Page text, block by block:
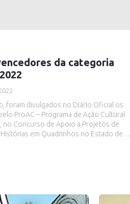
da categoria
foram divulgados no Diário Oficial os
ProAC – Programa de Ação Cultural
no Concurso de Apoio a Projetos de
Histórias em Quadrinhos no Estado de…